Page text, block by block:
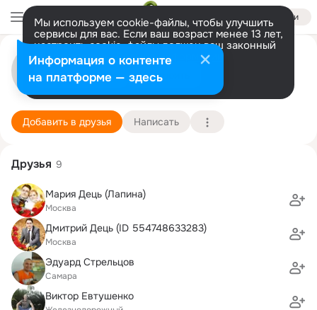
Войти
Мы используем cookie-файлы, чтобы улучшить
сервисы для вас. Если ваш возраст менее 13 лет,
настроить cookie-файлы должен ваш законный
представитель. Больше информации
Разрешить все Настроить
Алексей Дець
Москва
6 июля (51 год)
РГАУ, Российский государственный
Подробнее
Добавить в друзья Написать
Друзья 9
Мария Дець (Лапина)
Москва
Дмитрий Дець (ID 554748633283)
Москва
Эдуард Стрельцов
Самара
Виктор Евтушенко
Информация о контенте
на платформе — здесь